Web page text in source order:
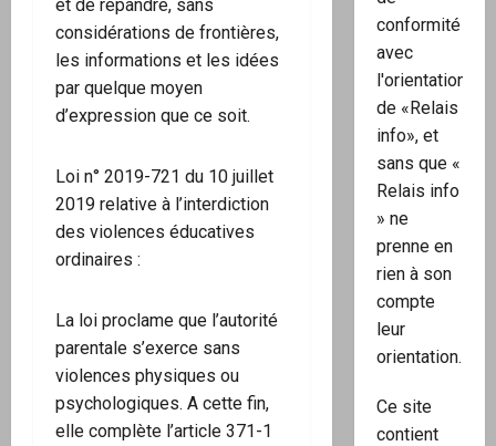
et de répandre, sans
considérations de frontières,
les informations et les idées
par quelque moyen
d’expression que ce soit.
Loi n° 2019-721 du 10 juillet
2019 relative à l’interdiction
des violences éducatives
ordinaires :
La loi proclame que l’autorité
parentale s’exerce sans
violences physiques ou
psychologiques. A cette fin,
elle complète l’article 371-1
conformité
avec
l'orientation
de «Relais
info», et
sans que «
Relais info
» ne
prenne en
rien à son
compte
leur
orientation.
Ce site
contient